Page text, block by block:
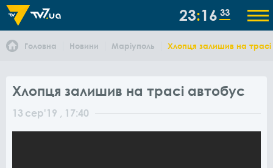
23 16 34
Головна Новини Маріуполь Хлопця залишив на
Хлопця залишив на трасі автобус
13 сер'19 , 17:40